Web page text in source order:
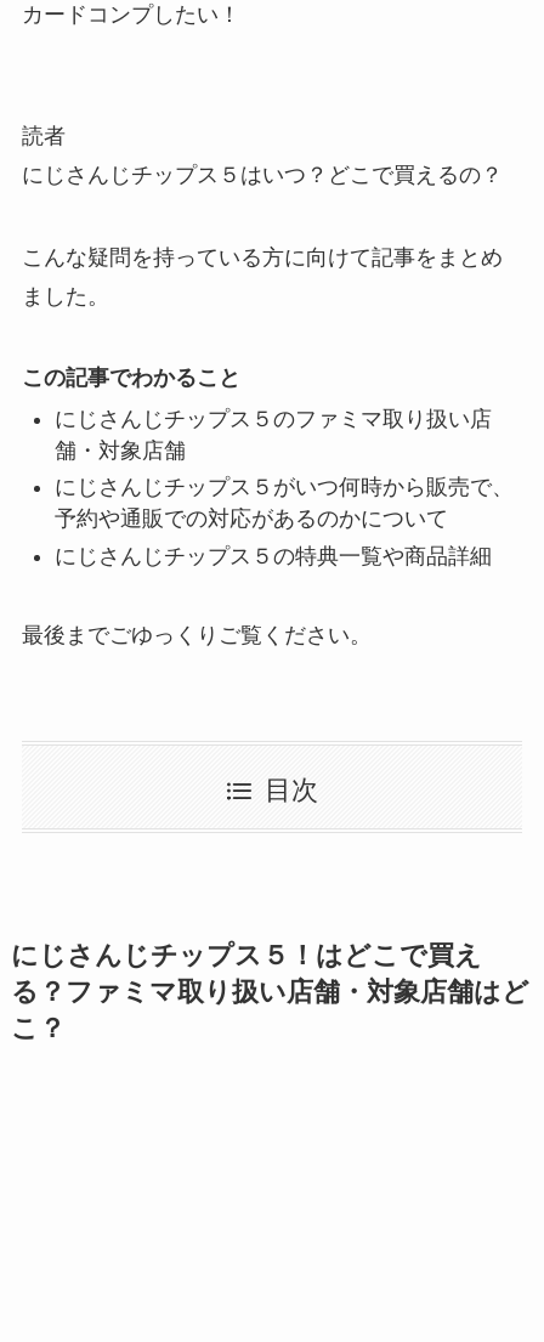
カードコンプしたい！
読者
にじさんじチップス５はいつ？どこで買えるの？
こんな疑問を持っている方に向けて記事をまとめ
ました。
この記事でわかること
にじさんじチップス５のファミマ取り扱い店
舗・対象店舗
にじさんじチップス５がいつ何時から販売で、
予約や通販での対応があるのかについて
にじさんじチップス５の特典一覧や商品詳細
最後までごゆっくりご覧ください。
目次
にじさんじチップス５！はどこで買え
る？ファミマ取り扱い店舗・対象店舗はど
こ？